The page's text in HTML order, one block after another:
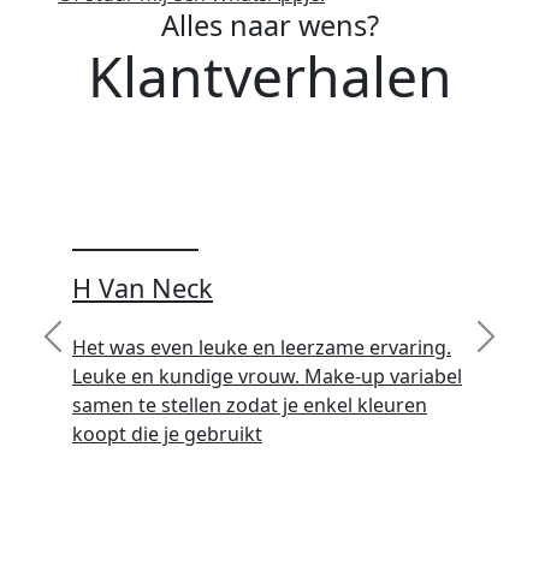
Alles naar wens?
Klantverhalen
H Van Neck
Het was even leuke en leerzame ervaring.
Leuke en kundige vrouw. Make-up variabel
samen te stellen zodat je enkel kleuren
koopt die je gebruikt
Previous Next